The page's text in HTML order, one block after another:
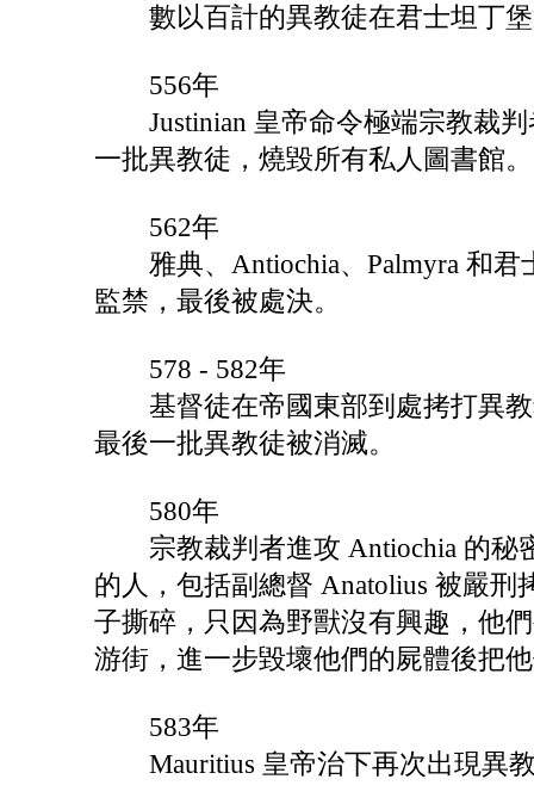
數以百計的異教徒在君士坦丁堡
556年
Justinian 皇帝命令極端宗教裁判
一批異教徒，燒毀所有私人圖書館。
562年
雅典、Antiochia、Palmyra 和君
監禁，最後被處決。
578 - 582年
基督徒在帝國東部到處拷打異教
最後一批異教徒被消滅。
580年
宗教裁判者進攻 Antiochia 的秘
的人，包括副總督 Anatolius 被嚴
子撕碎，只因為野獸沒有興趣，他
游街，進一步毀壞他們的屍體後把
583年
Mauritius 皇帝治下再次出現異